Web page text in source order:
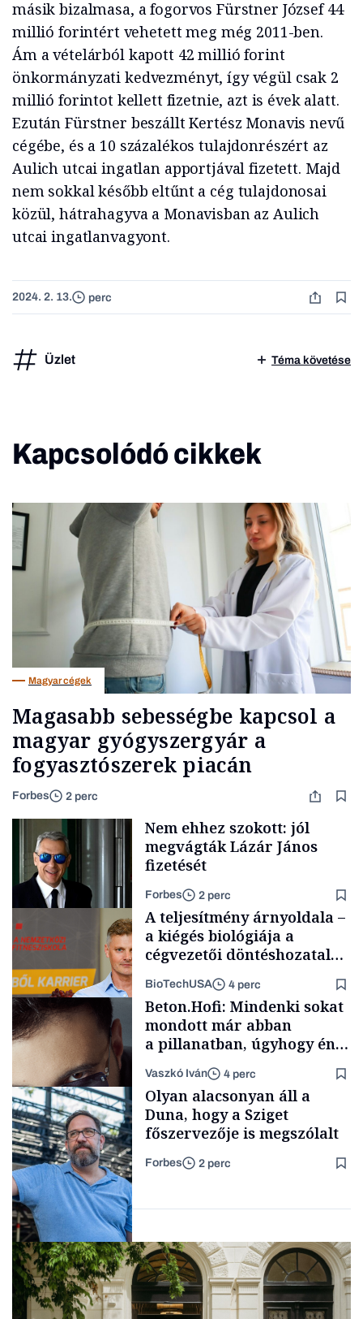
másik bizalmasa, a fogorvos Fürstner József 44
millió forintért vehetett meg még 2011-ben.
Ám a vételárból kapott 42 millió forint
önkormányzati kedvezményt, így végül csak 2
millió forintot kellett fizetnie, azt is évek alatt.
Ezután Fürstner beszállt Kertész Monavis nevű
cégébe, és a 10 százalékos tulajdonrészért az
Aulich utcai ingatlan apportjával fizetett. Majd
nem sokkal később eltűnt a cég tulajdonosai
közül, hátrahagyva a Monavisban az Aulich
utcai ingatlanvagyont.
2024. 2. 13. perc
Üzlet Téma követése
Kapcsolódó cikkek
Magyar cégek
Magasabb sebességbe kapcsol a
magyar gyógyszergyár a
fogyasztószerek piacán
Forbes 2 perc
Politika
Nem ehhez szokott: jól
megvágták Lázár János
fizetését
Forbes 2 perc
Content Lab HUB
A teljesítmény árnyoldala –
a kiégés biológiája a
cégvezetői döntéshozatal
BioTechUSA 4 perc
Forbes-sztori
Beton.Hofi: Mindenki sokat
mondott már abban
a pillanatban, úgyhogy én
a legsarkosabb
gondolataimat akartam
kimondani
Vaszkó Iván 4 perc
Társadalom
Olyan alacsonyan áll a
Duna, hogy a Sziget
főszervezője is megszólalt
Forbes 2 perc